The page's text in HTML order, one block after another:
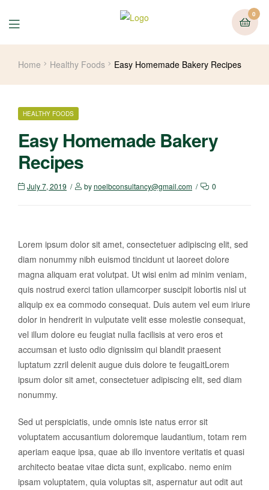
0
Home Healthy Foods Easy Homemade Bakery Recipes
HEALTHY FOODS
Easy Homemade Bakery
Recipes
July 7, 2019 bynoelbconsultancy@gmail.com 0
Lorem ipsum dolor sit amet, consectetuer adipiscing elit, sed
diam nonummy nibh euismod tincidunt ut laoreet dolore
magna aliquam erat volutpat. Ut wisi enim ad minim veniam,
quis nostrud exerci tation ullamcorper suscipit lobortis nisl ut
aliquip ex ea commodo consequat. Duis autem vel eum iriure
dolor in hendrerit in vulputate velit esse molestie consequat,
vel illum dolore eu feugiat nulla facilisis at vero eros et
accumsan et iusto odio dignissim qui blandit praesent
luptatum zzril delenit augue duis dolore te feugaitLorem
ipsum dolor sit amet, consectetuer adipiscing elit, sed diam
nonummy.
Sed ut perspiciatis, unde omnis iste natus error sit
voluptatem accusantium doloremque laudantium, totam rem
aperiam eaque ipsa, quae ab illo inventore veritatis et quasi
architecto beatae vitae dicta sunt, explicabo. nemo enim
ipsam voluptatem, quia voluptas sit, aspernatur aut odit aut